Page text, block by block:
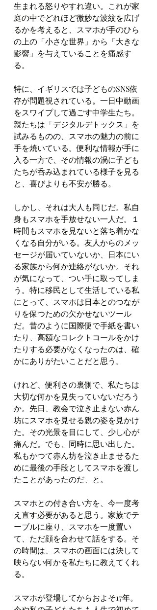
生まれる怒りやすれ違い。これが家
庭の中でどれほど微妙な波紋を広げ
るかを考えると、スマホが手のひら
の上の「小さな世界」から「大きな
影響」を与えていることを痛感す
る。
特に、イギリスでは子どものSNS依
存が問題視されている。一日中動画
をスワイプして過ごす中学生たち。
親たちは「デジタルデトックス」を
試みるものの、スマホの魅力の前に
手を焼いている。便利な情報が手に
入る一方で、その情報の渦に子ども
たちが呑み込まれている様子を見る
と、喜びよりも不安が勝る。
しかし、それは大人も同じだ。私自
身もスマホを手放せない一人だ。１
時間もスマホを見ないと落ち着かな
くなる自分がいる。友人からのメッ
セージが届いていないか、日本にい
る家族から何か連絡がないか。それ
が気になって、つい手に取ってしま
う。特に移民として生活している私
にとって、スマホは日本とのつなが
りを保つための欠かせないツール
だ。昔のように国際便で手紙を書い
たり、高額なコレクトコールをかけ
たりする必要がなくなったのは、確
かにありがたいことだと思う。
けれど、便利さの裏側で、私たちは
大切な何かを見失っていないだろう
か。先日、教会で泣き止まない赤ん
坊にスマホを見せる親の姿を見かけ
た。その光景を目にして、少し心が
痛んだ。でも、同時に思い出した。
私もかつて赤ん坊を泣き止ませるた
めに最後の手段としてスマホを渡し
たことがあったのだ、と。
スマホとの付き合い方を、今一度考
え直す必要があると思う。家族でテ
ーブルに座り、スマホを一度置い
て、ただ顔を合わせて話をする。そ
の時間は、スマホの画面には決して
映らない何かを私たちに教えてくれ
る。
スマホが登場してからおよそ17年。